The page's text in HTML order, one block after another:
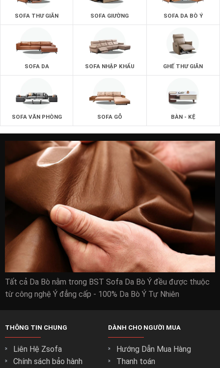
Với hệ thống máy móc hiện đại nhất là với những phương
pháp làm bàn trà tiên tiến nhất.
Đội ngũ nhân công đông đảo với kĩ năng cao do chính
zSofa đào tạo về kĩ năng.
Ưu đãi mua hàng chỉ có tại zSOFA.vn
Free ship nội thành Hồ Chí Minh
Thanh toán quẹt thẻ trả góp 0đ 0%
sản xuất) ( Không tốn thêm chi phí nào)
SOFA THƯ GIÃN SOFA GIƯỜNG SOFA DA BÒ Ý
SOFA DA SOFA NHẬP KHẨU GHẾ THƯ GIÃN
SOFA VĂN PHÒNG SOFA GỖ BÀN - KỆ
Tất cả Da Bò nằm trong BST Sofa Da Bò Ý đều được thuộc
từ công nghệ Ý đẳng cấp - 100% Da Bò Ý Tự Nhiên
THÔNG TIN CHUNG
Liên Hệ Zsofa
Chính sách bảo hành
DÀNH CHO NGƯỜI MUA
Hướng Dẫn Mua Hàng
Thanh toán